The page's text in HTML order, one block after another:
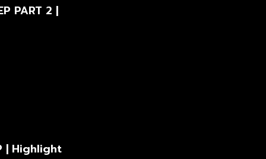
PART 2 |
| Highlight